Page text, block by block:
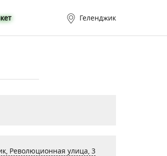
Геленджик
Революционная улица, 3